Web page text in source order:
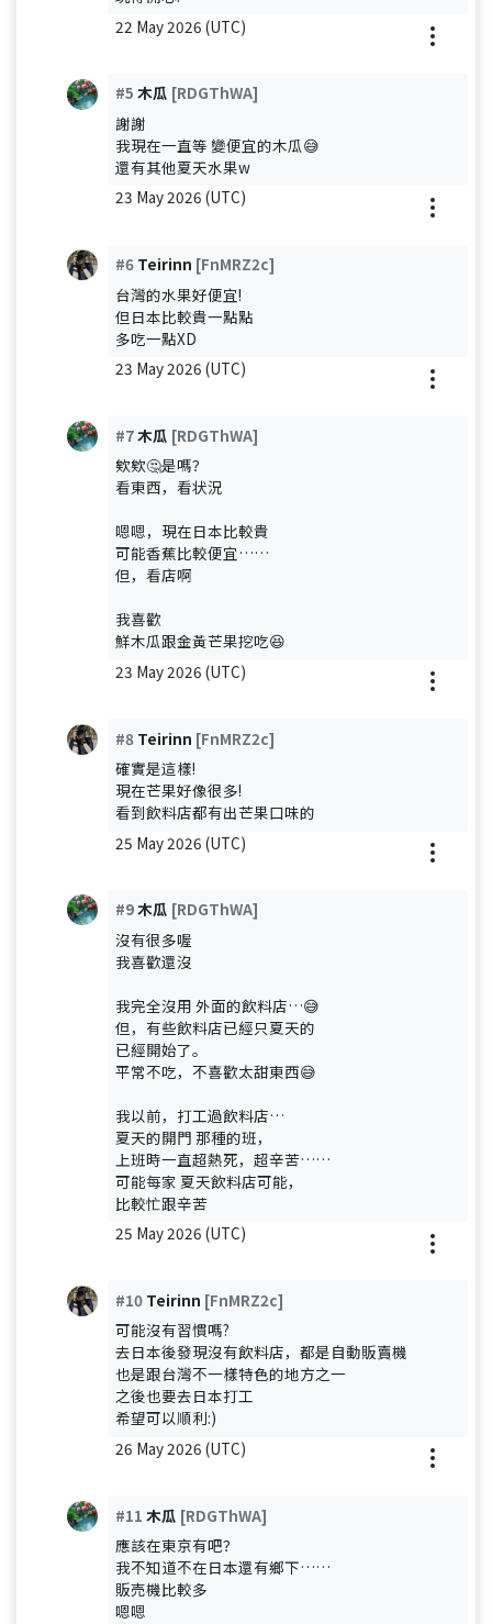
22 May 2026 (UTC)
#5 木瓜 [RDGThWA]
謝謝
我現在一直等 變便宜的木瓜😅
還有其他夏天水果w
23 May 2026 (UTC)
#6 Teirinn [FnMRZ2c]
台灣的水果好便宜!
但日本比較貴一點點
多吃一點XD
23 May 2026 (UTC)
#7木瓜 [RDGThWA]
欸欸🤔是嗎？
看東西，看状況
嗯嗯，現在日本比較貴
可能香蕉比較便宜……
但，看店啊
我喜歡
鮮木瓜跟金黃芒果挖吃😆
23 May 2026 (UTC)
#8 Teirinn [FnMRZ2c]
確實是這樣!
現在芒果好像很多!
看到飲料店都有出芒果口味的
25 May 2026 (UTC)
#9木瓜 [RDGThWA]
沒有很多喔
我喜歡還沒
我完全沒用 外面的飲料店…😅
但，有些飲料店已經只夏天的
已經開始了。
平常不吃，不喜歡太甜東西😅
我以前，打工過飲料店…
夏天的開門 那種的班，
上班時一直超熱死，超辛苦……
可能每家 夏天飲料店可能，
比較忙跟辛苦
25 May 2026 (UTC)
#10 Teirinn [FnMRZ2c]
可能沒有習慣嗎?
去日本後發現沒有飲料店，都是自動販賣機
也是跟台灣不一樣特色的地方之一
之後也要去日本打工
希望可以順利:)
26 May 2026 (UTC)
#11 木瓜 [RDGThWA]
應該在東京有吧？
我不知道不在日本還有鄉下……
販売機比較多
嗯嗯